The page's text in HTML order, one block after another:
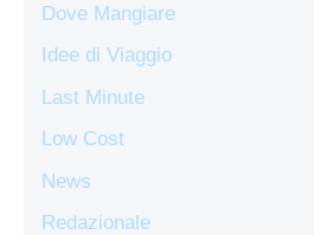
Dove Mangiare
Idee di Viaggio
Last Minute
Low Cost
News
Redazionale